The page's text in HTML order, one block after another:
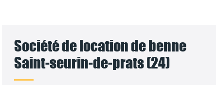
Société de location de benne
Saint-seurin-de-prats (24)